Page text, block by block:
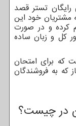
رایگان تستر قصد
مشتریان خود این
کرده و در صورت
کل و زبان ساده
که برای امتحان
به فروشندگان
در چیست؟